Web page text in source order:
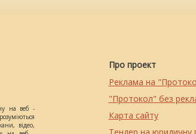
на веб -
відео,
Про проект
Реклама на
"Протокол" без
Карта сайту